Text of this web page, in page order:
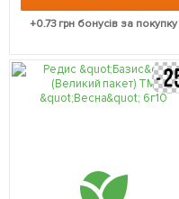
+0.73грн бонусів за покупку